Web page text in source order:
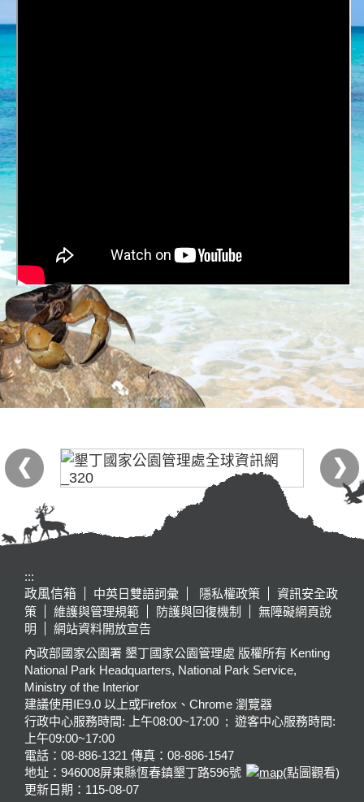
:::
政風信箱
中英日雙語詞彙 隱私權政策
資訊安全政
策
維護與管理規範 防護與回復機制
無障礙網頁說
明
網站資料開放宣告
內政部國家公園署 墾丁國家公園管理處 版權所有 Kenting
National Park Headquarters, National Park Service,
Ministry of the Interior
建議使用IE9.0 以上或Firefox、Chrome 瀏覽器
行政中心服務時間: 上午08:00~17:00 ; 遊客中心服務時間:
上午09:00~17:00
電話：08-886-1321 傳真：08-886-1547
地址：946008屏東縣恆春鎮墾丁路596號
(點圖觀看)
更新日期： 115-08-07